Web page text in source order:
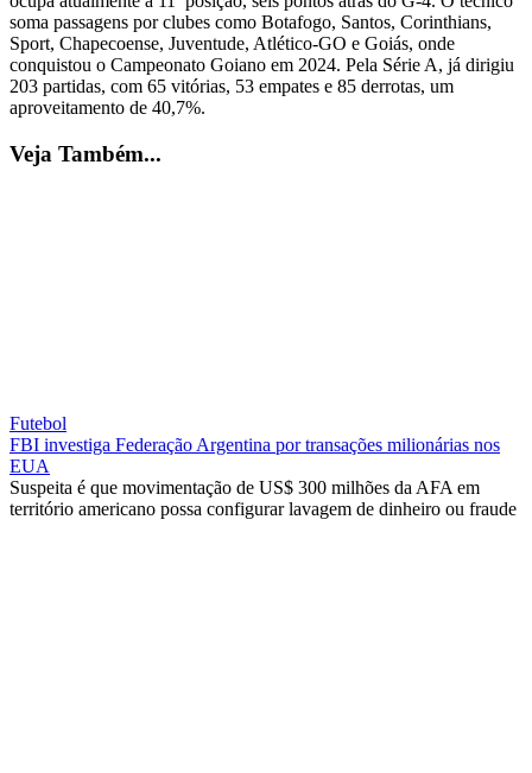
soma passagens por clubes como Botafogo, Santos, Corinthians,
Sport, Chapecoense, Juventude, Atlético-GO e Goiás, onde
conquistou o Campeonato Goiano em 2024. Pela Série A, já dirigiu
203 partidas, com 65 vitórias, 53 empates e 85 derrotas, um
aproveitamento de 40,7%.
Veja Também...
Futebol
FBI investiga Federação Argentina por transações milionárias nos
EUA
Suspeita é que movimentação de US$ 300 milhões da AFA em
território americano possa configurar lavagem de dinheiro ou fraude